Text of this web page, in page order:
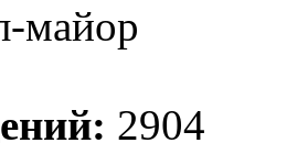
майор
2904